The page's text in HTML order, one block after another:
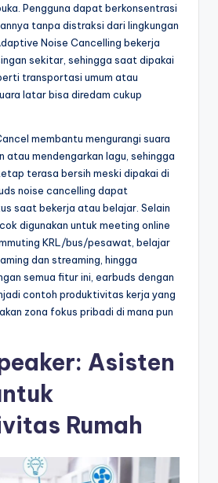
Pengguna dapat berkonsentrasi
tanpa distraksi dari lingkungan
Noise Cancelling bekerja
sekitar, sehingga saat dipakai
transportasi umum atau
latar bisa diredam cukup
membantu mengurangi suara
mendengarkan lagu, sehingga
terasa bersih meski dipakai di
noise cancelling dapat
saat bekerja atau belajar. Selain
digunakan untuk meeting online
KRL/bus/pesawat, belajar
dan streaming, hingga
semua fitur ini, earbuds dengan
contoh produktivitas kerja yang
zona fokus pribadi di mana pun
Asisten
Rumah